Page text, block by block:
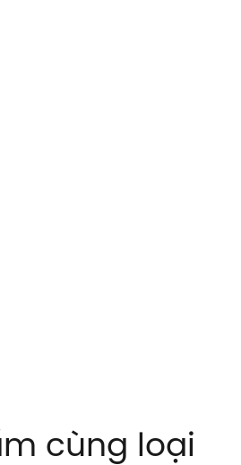
cùng loại